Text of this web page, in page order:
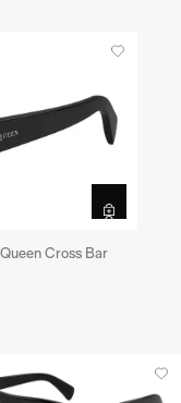
Cross Bar